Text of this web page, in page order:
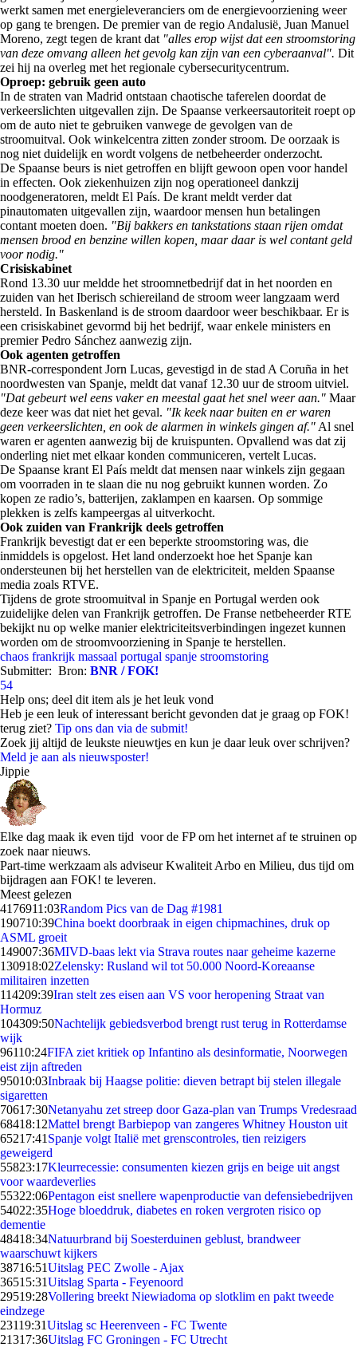
werkt samen met energieleveranciers om de energievoorziening weer
op gang te brengen. De premier van de regio Andalusië, Juan Manuel
Moreno, zegt tegen de krant dat "alles erop wijst dat een stroomstoring
van deze omvang alleen het gevolg kan zijn van een cyberaanval". Dit
zei hij na overleg met het regionale cybersecuritycentrum.
Oproep: gebruik geen auto
In de straten van Madrid ontstaan chaotische taferelen doordat de
verkeerslichten uitgevallen zijn. De Spaanse verkeersautoriteit roept op
om de auto niet te gebruiken vanwege de gevolgen van de
stroomuitval. Ook winkelcentra zitten zonder stroom. De oorzaak is
nog niet duidelijk en wordt volgens de netbeheerder onderzocht.
De Spaanse beurs is niet getroffen en blijft gewoon open voor handel
in effecten. Ook ziekenhuizen zijn nog operationeel dankzij
noodgeneratoren, meldt El País. De krant meldt verder dat
pinautomaten uitgevallen zijn, waardoor mensen hun betalingen
contant moeten doen. "Bij bakkers en tankstations staan rijen omdat
mensen brood en benzine willen kopen, maar daar is wel contant geld
voor nodig."
Crisiskabinet
Rond 13.30 uur meldde het stroomnetbedrijf dat in het noorden en
zuiden van het Iberisch schiereiland de stroom weer langzaam werd
hersteld. In Baskenland is de stroom daardoor weer beschikbaar. Er is
een crisiskabinet gevormd bij het bedrijf, waar enkele ministers en
premier Pedro Sánchez aanwezig zijn.
Ook agenten getroffen
BNR-correspondent Jorn Lucas, gevestigd in de stad A Coruña in het
noordwesten van Spanje, meldt dat vanaf 12.30 uur de stroom uitviel.
"Dat gebeurt wel eens vaker en meestal gaat het snel weer aan." Maar
deze keer was dat niet het geval. "Ik keek naar buiten en er waren
geen verkeerslichten, en ook de alarmen in winkels gingen af." Al snel
waren er agenten aanwezig bij de kruispunten. Opvallend was dat zij
onderling niet met elkaar konden communiceren, vertelt Lucas.
De Spaanse krant El País meldt dat mensen naar winkels zijn gegaan
om voorraden in te slaan die nu nog gebruikt kunnen worden. Zo
kopen ze radio’s, batterijen, zaklampen en kaarsen. Op sommige
plekken is zelfs kampeergas al uitverkocht.
Ook zuiden van Frankrijk deels getroffen
Frankrijk bevestigt dat er een beperkte stroomstoring was, die
inmiddels is opgelost. Het land onderzoekt hoe het Spanje kan
ondersteunen bij het herstellen van de elektriciteit, melden Spaanse
media zoals RTVE.
Tijdens de grote stroomuitval in Spanje en Portugal werden ook
zuidelijke delen van Frankrijk getroffen. De Franse netbeheerder RTE
bekijkt nu op welke manier elektriciteitsverbindingen ingezet kunnen
worden om de stroomvoorziening in Spanje te herstellen.
chaos frankrijk massaal portugal spanje stroomstoring
Submitter: Bron: BNR / FOK!
54
Help ons; deel dit item als je het leuk vond
Heb je een leuk of interessant bericht gevonden dat je graag op FOK!
terug ziet? Tip ons dan via de submit!
Zoek jij altijd de leukste nieuwtjes en kun je daar leuk over schrijven?
Meld je aan als nieuwsposter!
Jippie
Elke dag maak ik even tijd voor de FP om het internet af te struinen op
zoek naar nieuws.
Part-time werkzaam als adviseur Kwaliteit Arbo en Milieu, dus tijd om
bijdragen aan FOK! te leveren.
Meest gelezen
4176911:03Random Pics van de Dag #1981
190710:39China boekt doorbraak in eigen chipmachines, druk op
ASML groeit
149007:36MIVD-baas lekt via Strava routes naar geheime kazerne
130918:02Zelensky: Rusland wil tot 50.000 Noord-Koreaanse
militairen inzetten
114209:39Iran stelt zes eisen aan VS voor heropening Straat van
Hormuz
104309:50Nachtelijk gebiedsverbod brengt rust terug in Rotterdamse
wijk
96110:24FIFA ziet kritiek op Infantino als desinformatie, Noorwegen
eist zijn aftreden
95010:03Inbraak bij Haagse politie: dieven betrapt bij stelen illegale
sigaretten
70617:30Netanyahu zet streep door Gaza-plan van Trumps Vredesraad
68418:12Mattel brengt Barbiepop van zangeres Whitney Houston uit
65217:41 Spanje volgt Italië met grenscontroles, tien reizigers
geweigerd
55823:17Kleurrecessie: consumenten kiezen grijs en beige uit angst
voor waardeverlies
55322:06Pentagon eist snellere wapenproductie van defensiebedrijven
54022:35Hoge bloeddruk, diabetes en roken vergroten risico op
dementie
48418:34Natuurbrand bij Soesterduinen geblust, brandweer
waarschuwt kijkers
38716:51Uitslag PEC Zwolle - Ajax
36515:31Uitslag Sparta - Feyenoord
29519:28Vollering breekt Niewiadoma op slotklim en pakt tweede
eindzege
23119:31Uitslag sc Heerenveen - FC Twente
21317:36Uitslag FC Groningen - FC Utrecht